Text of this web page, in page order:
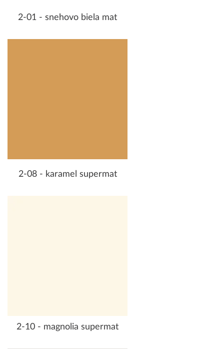
2-01 - snehovo biela mat
2-08 - karamel supermat
2-10 - magnolia supermat